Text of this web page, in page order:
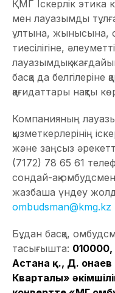
ҚМГ Іскерлік этика
мен лауазымды
ұлтына, жынысына,
тиесілігіне,
лауазымдық
басқа да белгілеріне
қағидаттары нақты
Компанияның
қызметкерлерінің
және заңсыз
(7172) 78 65 61
сондай-ақ
жазбаша үндеу
ombudsman@kmg.kz
Бұдан басқа,
тасығышта: 010000,
Астана қ., Д.
Кварталы»